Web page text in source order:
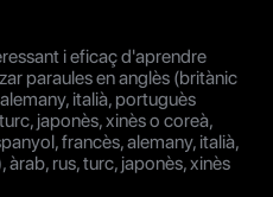
i eficaç d'aprendre
paraules en anglès (britànic
italià, portuguès
japonès, xinès o coreà,
francès, alemany, italià,
rus, turc, japonès, xinès